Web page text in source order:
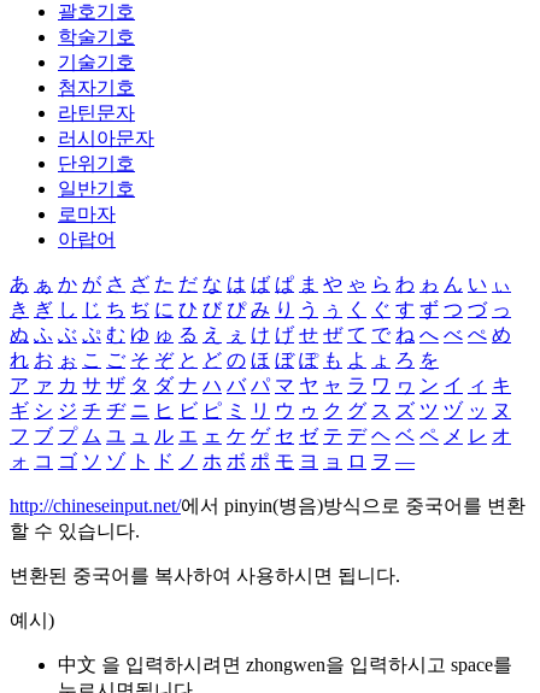
괄호기호
학술기호
기술기호
첨자기호
라틴문자
러시아문자
단위기호
일반기호
로마자
아랍어
あ ぁ か が さ ざ た だ な は ば ぱ ま や ゃ ら わ ゎ ん い ぃ
き ぎ し じ ち ぢ に ひ び ぴ み り う ぅ く ぐ す ず つ づ っ
ぬ ふ ぶ ぷ む ゆ ゅ る え ぇ け げ せ ぜ て で ね へ べ ぺ め
れ お ぉ こ ご そ ぞ と ど の ほ ぼ ぽ も よ ょ ろ を
ア ァ カ サ ザ タ ダ ナ ハ バ パ マ ヤ ャ ラ ワ ヮ ン イ ィ キ
ギ シ ジ チ ヂ ニ ヒ ビ ピ ミ リ ウ ゥ ク グ ス ズ ツ ヅ ッ ヌ
フ ブ プ ム ユ ュ ル エ ェ ケ ゲ セ ゼ テ デ ヘ ベ ペ メ レ オ
ォ コ ゴ ソ ゾ ト ド ノ ホ ボ ポ モ ヨ ョ ロ ヲ ―
http://chineseinput.net/에서 pinyin(병음)방식으로 중국어를 변환
할 수 있습니다.
변환된 중국어를 복사하여 사용하시면 됩니다.
예시)
中文 을 입력하시려면 zhongwen을 입력하시고 space를